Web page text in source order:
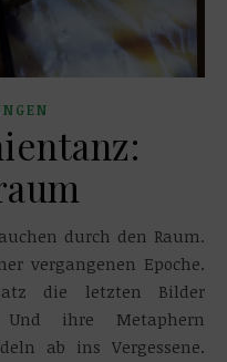
vergangenen Epoche.
die letzten Bilder
Und ihre Metaphern
ab ins Vergessene.